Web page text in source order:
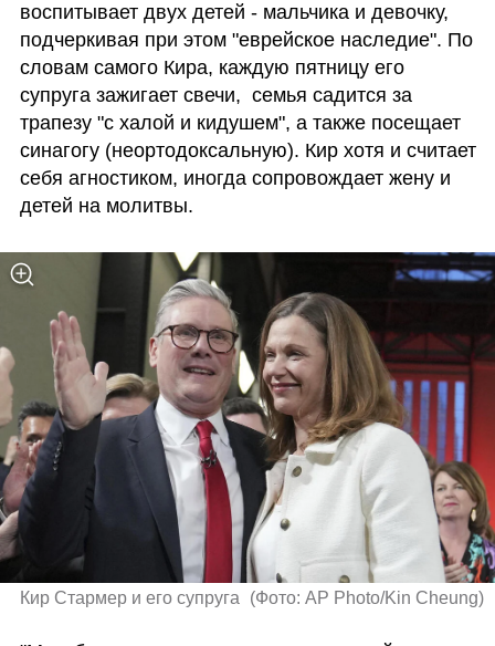
воспитывает двух детей - мальчика и девочку,
подчеркивая при этом "еврейское наследие". По
словам самого Кира, каждую пятницу его
супруга зажигает свечи,  семья садится за
трапезу "с халой и кидушем", а также посещает
синагогу (неортодоксальную). Кир хотя и считает
себя агностиком, иногда сопровождает жену и
детей на молитвы.
Кир Стармер и его супруга (Фото: AP Photo/Kin Cheung)